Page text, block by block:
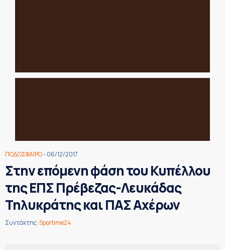
ΠΟΔΟΣΦΑΙΡΟ- 06/12/2017
Στην επόμενη φάση του Κυπέλλου
της ΕΠΣ Πρέβεζας-Λευκάδας
Τηλυκράτης και ΠΑΣ Αχέρων
Συντάκτης:Sportime24